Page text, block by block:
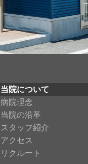
当院について
病院理念
当院の沿革
スタッフ紹介
アクセス
リクルート